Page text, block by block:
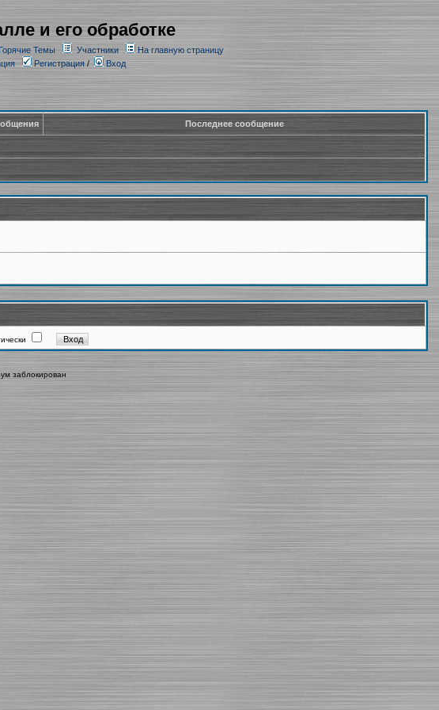
и его обработке
Горячие Темы Участники
На главную страницу
Регистрация/ Вход
Последнее сообщение
заблокирован